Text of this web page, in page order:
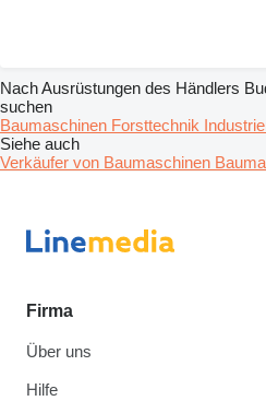
Nach Ausrüstungen des Händlers
suchen
Baumaschinen Forsttechnik
Siehe auch
Verkäufer von Baumaschinen
Firma
Über uns
Hilfe